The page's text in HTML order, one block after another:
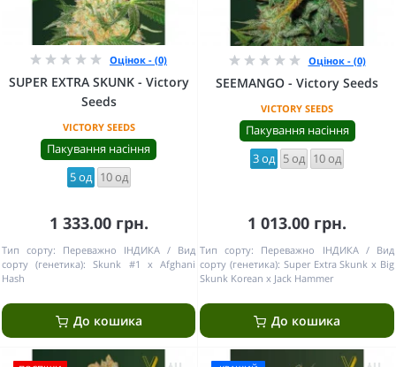
Оцінок - (0)
SUPER EXTRA SKUNK - Victory
Seeds
VICTORY SEEDS
Пакування насіння
5 од 10 од
1 333.00 грн.
Тип сорту: Переважно ІНДИКА
Вид
сорту (генетика):
Skunk #1 x Afghani
Hash
До кошика
Оцінок - (0)
SEEMANGO - Victory Seeds
VICTORY SEEDS
Пакування насіння
3 од 5 од 10 од
1 013.00 грн.
Тип сорту: Переважно ІНДИКА
Вид
сорту (генетика): Super Extra Skunk x Big
Skunk Korean x Jack Hammer
До кошика